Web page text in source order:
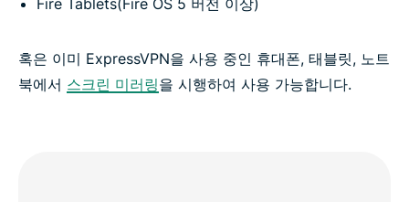
혹은 이미 ExpressVPN을 사용 중인 휴대폰, 태블릿, 노트
북에서 스크린 미러링을 시행하여 사용 가능합니다.